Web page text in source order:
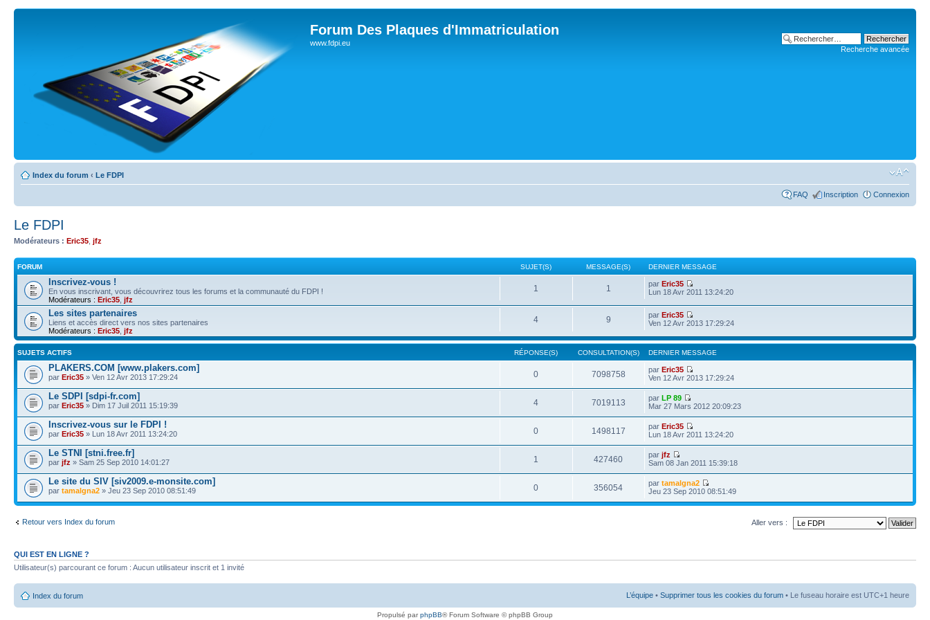
Forum Des Plaques d'Immatriculation
www.fdpi.eu
Recherche avancée
Index du forum ‹ Le FDPI
FAQ Inscription Connexion
Le FDPI
Modérateurs : Eric35 jfz
FORUM SUJET(S) MESSAGE(S) DERNIER MESSAGE
Inscrivez-vous !
En vous inscrivant, vous découvrirez tous les forums et la communauté du FDPI !
Modérateurs : Eric35 jfz
1 1 parEric35
Lun 18 Avr 2011 13:24:20
Les sites partenaires
Liens et accès direct vers nos sites partenaires
Modérateurs : Eric35 jfz
4 9 parEric35
Ven 12 Avr 2013 17:29:24
SUJETS ACTIFS RÉPONSE(S) CONSULTATION(S) DERNIER MESSAGE
PLAKERS.COM [www.plakers.com]
par Eric35 » Ven 12 Avr 2013 17:29:24 0 7098758 parEric35
Ven 12 Avr 2013 17:29:24
Le SDPI [sdpi-fr.com]
par Eric35 » Dim 17 Juil 2011 15:19:39 4 7019113 parLP 89
Mar 27 Mars 2012 20:09:23
Inscrivez-vous sur le FDPI !
par Eric35 » Lun 18 Avr 2011 13:24:20 0 1498117 parEric35
Lun 18 Avr 2011 13:24:20
Le STNI [stni.free.fr]
par jfz » Sam 25 Sep 2010 14:01:27 1 427460 parjfz
Sam 08 Jan 2011 15:39:18
Le site du SIV [siv2009.e-monsite.com]
par tamalgna2 » Jeu 23 Sep 2010 08:51:49 0 356054 partamalgna2
Jeu 23 Sep 2010 08:51:49
Retour vers Index du forum Aller vers :
QUI EST EN LIGNE ?
Utilisateur(s) parcourant ce forum : Aucun utilisateur inscrit et 1 invité
Index du forum L’équipe • Supprimer tous les cookies du forum • Le fuseau horaire est UTC+1 heure
Propulsé parphpBB® Forum Software © phpBB Group